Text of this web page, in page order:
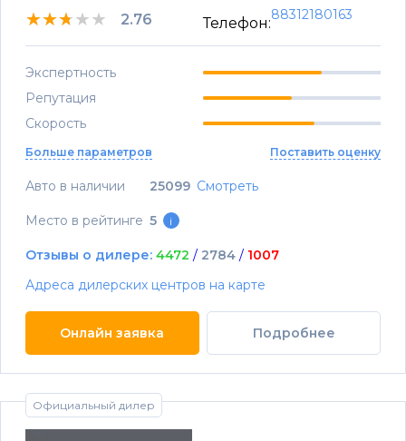
★★★★★
★★★★★
★★★★★ 2.76 Телефон:
88312180163
Экспертность
Репутация
Скорость
Больше параметров Поставить оценку
Авто в наличии 25099 Смотреть
Место в рейтинге 5 i
Отзывы о дилере: 4472 / 2784 / 1007
Адреса дилерских центров на карте
Онлайн заявка Подробнее
Официальный дилер